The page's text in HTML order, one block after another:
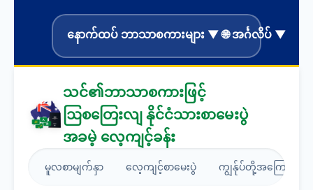
နောက်ထပ် ဘာသာစကားများ ▼ 🌐 အင်္ဂလိပ် ▼
သင်၏ဘာသာစကားဖြင့်
ဩစတြေးလျ နိုင်ငံသားစာမေးပွဲ
အခမဲ့ လေ့ကျင့်ခန်း
မူလစာမျက်နှာ လေ့ကျင့်စာမေးပွဲ ကျွန်ုပ်တို့အကြောင်း